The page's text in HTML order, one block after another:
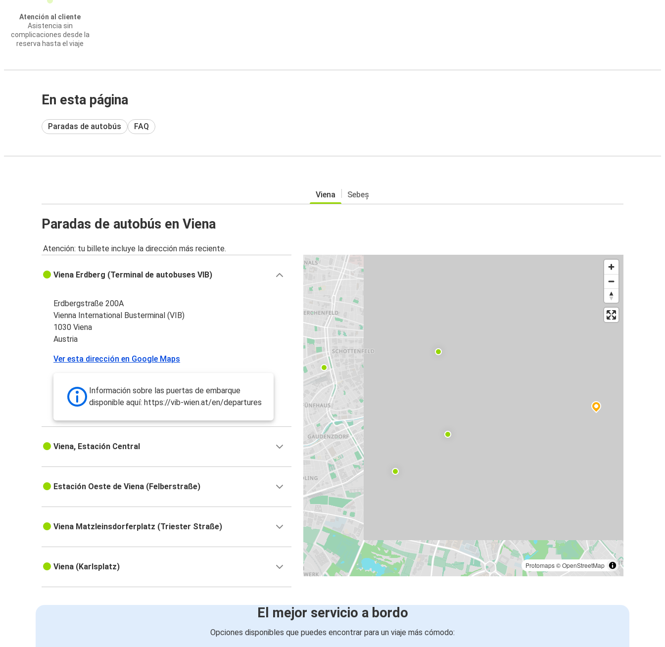
Atención al cliente
Asistencia sin
complicaciones desde la
reserva hasta el viaje
En esta página
Paradas de autobús FAQ
Viena Sebeș
Paradas de autobús en Viena
Atención: tu billete incluye la dirección más reciente.
Protomaps©OpenStreetMap
Viena Erdberg (Terminal de autobuses VIB)
Erdbergstraße 200A
Vienna International Busterminal (VIB)
1030 Viena
Austria
Ver esta dirección en Google Maps
Información sobre las puertas de embarque
disponible aquí: https://vib-wien.at/en/departures
Viena, Estación Central
Estación Oeste de Viena (Felberstraße)
Viena Matzleinsdorferplatz (Triester Straße)
Viena (Karlsplatz)
El mejor servicio a bordo
Opciones disponibles que puedes encontrar para un viaje más cómodo: